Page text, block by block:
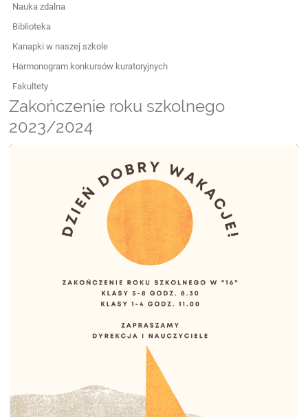
Nauka zdalna
Biblioteka
Kanapki w naszej szkole
Harmonogram konkursów kuratoryjnych
Fakultety
Zakończenie roku szkolnego
2023/2024